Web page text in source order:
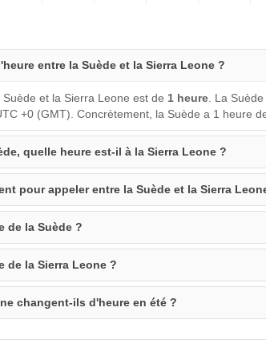
entre la Suède et la Sierra Leone ?
et la Sierra Leone est de 1 heure . La
+0 (GMT). Concrètement, la Suède a 1 heure
quelle heure est-il à la Sierra Leone ?
pour appeler entre la Suède et la Sierra
de la Suède ?
de la Sierra Leone ?
changent-ils d'heure en été ?